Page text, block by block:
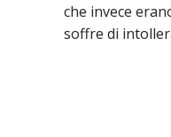
che invece
soffre di